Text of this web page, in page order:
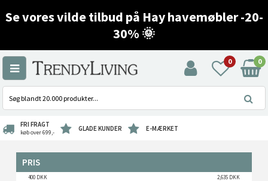
Se vores vilde tilbud på Hay havemøbler -20-
30% 🌞
0 0
FRI FRAGT
køb over 699,- GLADE KUNDER E-MÆRKET
PRIS
400DKK 2,635DKK